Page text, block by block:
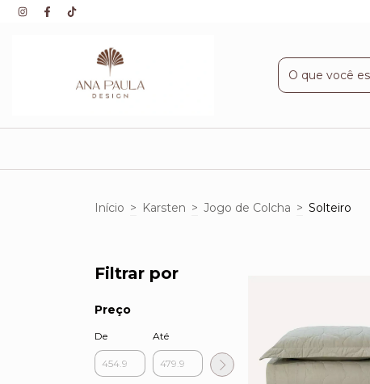
Início > Karsten > Jogo de Colcha > Solteiro
Filtrar por
Preço
De Até